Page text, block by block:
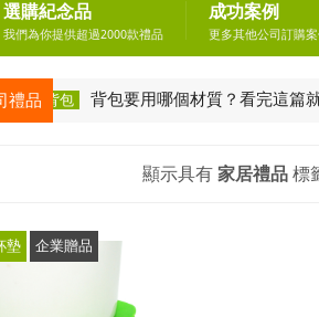
選購紀念品
我們為你提供超過2000款禮品
成功案例
更多其他公司訂購案
禮品背包要用哪個材質？看完這篇就知道！
顯示具有 家居禮品標
墊 企業贈品